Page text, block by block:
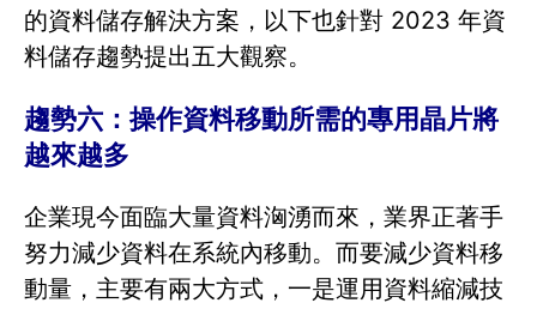
的資料儲存解決方案，以下也針對 2023 年資
料儲存趨勢提出五大觀察。
趨勢六：操作資料移動所需的專用晶片將
越來越多
企業現今面臨大量資料洶湧而來，業界正著手
努力減少資料在系統內移動。而要減少資料移
動量，主要有兩大方式，一是運用資料縮減技